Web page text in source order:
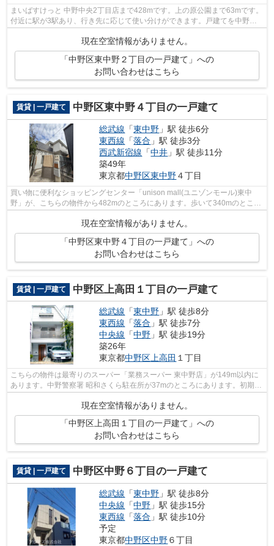
まいばすけっと 中野中央2丁目店まで428mです。上の原公園まで63mです。
付近に駅が3駅あり、行き先に応じて使い分けができます。戸建てを中野区
現在空室情報がありません。
「中野区東中野２丁目の一戸建て」への
お問い合わせはこちら
賃貸 | 一戸建て 中野区東中野４丁目の一戸建て
総武線 「東中野 」駅 徒歩6分
東西線 「落合 」駅 徒歩3分
西武新宿線 「中井 」駅 徒歩11分
築49年
東京都中野区東中野４丁目
買い物に便利なショッピングセンター「unison mall(ユニゾンモール)東中
野」が、こちらの物件から482mのところにあります。歩いて340mのところ
に落合郵便局があります。コチラの戸建て...
現在空室情報がありません。
「中野区東中野４丁目の一戸建て」への
お問い合わせはこちら
賃貸 | 一戸建て 中野区上高田１丁目の一戸建て
総武線 「東中野 」駅 徒歩8分
東西線 「落合 」駅 徒歩7分
中央線 「中野 」駅 徒歩19分
築26年
東京都中野区 上高田 １丁目
こちらの物件は最寄りのスーパー「業務スーパー 東中野店」が149m以内に
あります。中野警察署 昭和さくら駐在所が37mのところにあります。初期費
用のカード決済ができます。3駅利用で...
現在空室情報がありません。
「中野区上高田１丁目の一戸建て」への
お問い合わせはこちら
賃貸 | 一戸建て 中野区中野６丁目の一戸建て
総武線 「東中野 」駅 徒歩8分
中央線 「中野 」駅 徒歩15分
東西線 「落合 」駅 徒歩10分
予定
東京都中野区中野６丁目